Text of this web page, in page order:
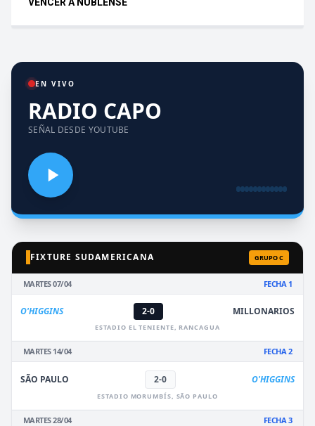
EN VIVO
RADIO CAPO
SEÑAL DESDE YOUTUBE
FIXTURE SUDAMERICANA GRUPO C
MARTES 07/04 FECHA 1
O'HIGGINS 2-0 MILLONARIOS
ESTADIO EL TENIENTE, RANCAGUA
MARTES 14/04 FECHA 2
SÃO PAULO 2-0 O'HIGGINS
ESTADIO MORUMBÍS, SÃO PAULO
MARTES 28/04 FECHA 3